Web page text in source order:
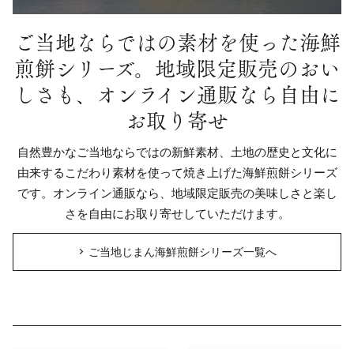
ご当地ならではの素材を使った海鮮
煎餅シリーズ。 地域限定販売のおい
しさも、オンライン通販なら自由に
お取り寄せ
自然豊かなご当地ならではの新鮮素材、土地の歴史と文化に
由来するこだわり素材を使って焼き上げた海鮮煎餅シリーズ
です。オンライン通販なら、地域限定販売の美味しさと楽し
さを自由にお取り寄せしていただけます。
ご当地じまん海鮮煎餅シリーズ一覧へ